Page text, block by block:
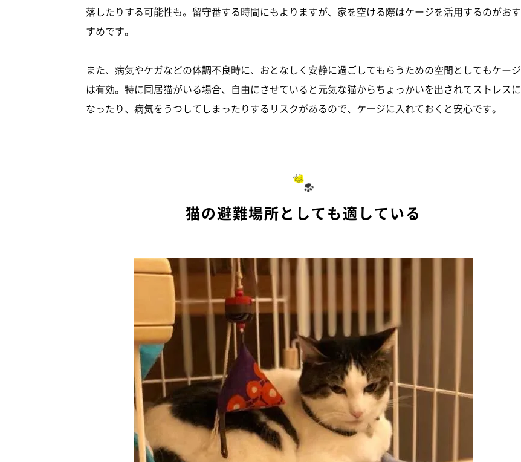
落したりする可能性も。留守番する時間にもよりますが、家を空ける際はケージを活用するのがおす
すめです。
また、病気やケガなどの体調不良時に、おとなしく安静に過ごしてもらうための空間としてもケージ
は有効。特に同居猫がいる場合、自由にさせていると元気な猫からちょっかいを出されてストレスに
なったり、病気をうつしてしまったりするリスクがあるので、ケージに入れておくと安心です。
猫の避難場所としても適している